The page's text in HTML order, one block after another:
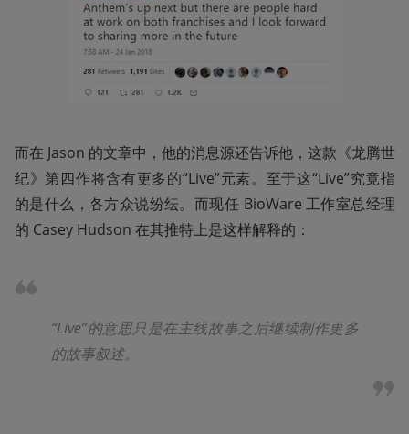
而在 Jason 的文章中，他的消息源还告诉他，这款《龙腾世
纪》第四作将含有更多的“Live”元素。至于这“Live”究竟指
的是什么，各方众说纷纭。而现任 BioWare 工作室总经理
的 Casey Hudson 在其推特上是这样解释的：
“Live”的意思只是在主线故事之后继续制作更多
的故事叙述。